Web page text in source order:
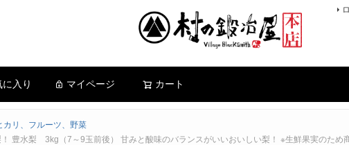
に入り マイページ カート
カリ、フルーツ、野菜
豊水梨 3kg（7～9玉前後） 甘みと酸味のバランスがいいおいしい梨！ ※生鮮果実のため